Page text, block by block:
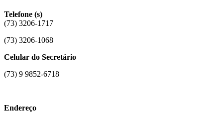
Telefone (s)
(73) 3206-1717
(73) 3206-1068
Celular do Secretário
(73) 9 9852-6718
Endereço